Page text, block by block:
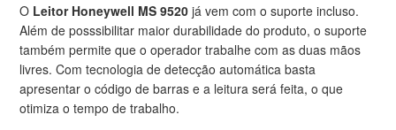
O Leitor Honeywell MS 9520 já vem com o suporte incluso.
Além de posssibilitar maior durabilidade do produto, o suporte
também permite que o operador trabalhe com as duas mãos
livres. Com tecnologia de detecção automática basta
apresentar o código de barras e a leitura será feita, o que
otimiza o tempo de trabalho.